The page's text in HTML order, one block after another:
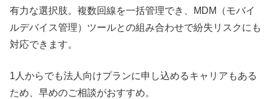
有力な選択肢。複数回線を一括管理でき、MDM（モバイ
ルデバイス管理）ツールとの組み合わせで紛失リスクにも
対応できます。
1人からでも法人向けプランに申し込めるキャリアもある
ため、早めのご相談がおすすめ。